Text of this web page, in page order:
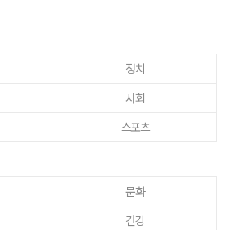
정치
사회
스포츠
문화
건강